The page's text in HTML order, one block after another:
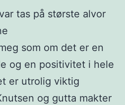
tas på største alvor
som om det er en
og en positivitet i hele
er utrolig viktig
og gutta makter